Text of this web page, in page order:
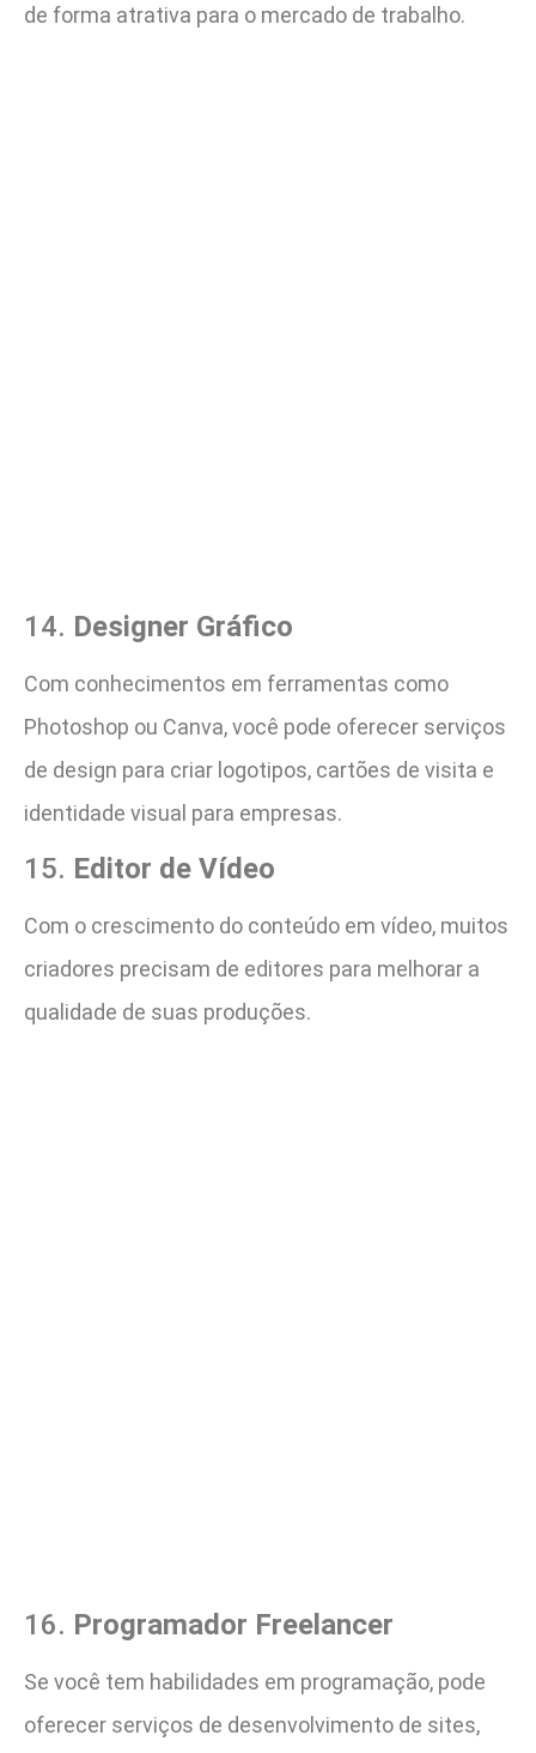
de forma atrativa para o mercado de trabalho.
14. Designer Gráfico
Com conhecimentos em ferramentas como
Photoshop ou Canva, você pode oferecer serviços
de design para criar logotipos, cartões de visita e
identidade visual para empresas.
15. Editor de Vídeo
Com o crescimento do conteúdo em vídeo, muitos
criadores precisam de editores para melhorar a
qualidade de suas produções.
16. Programador Freelancer
Se você tem habilidades em programação, pode
oferecer serviços de desenvolvimento de sites,